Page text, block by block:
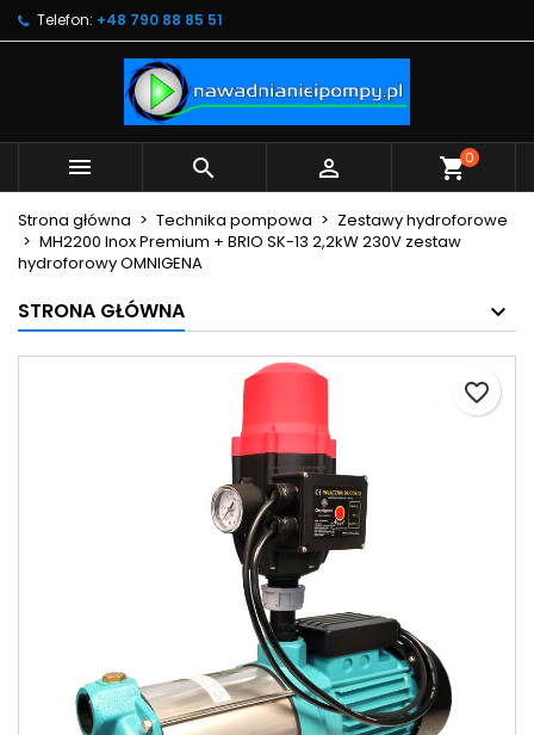
Telefon: +48 790 88 85 51
   shopping_cart0
Strona główna Technika pompowa
Zestawy hydroforowe
MH2200 Inox Premium + BRIO SK-13 2,2kW 230V zestaw
hydroforowy OMNIGENA
STRONA GŁÓWNA
favorite_border
Moje listy życzeń ×
Utwórz nową listę
Utwórz listę życzeń ×
Nazwa listy życzeń
Anuluj Utwórz listę życzeń
Zaloguj się ×
Musisz być zalogowany by zapisać produkty na
swojej liście życzeń.